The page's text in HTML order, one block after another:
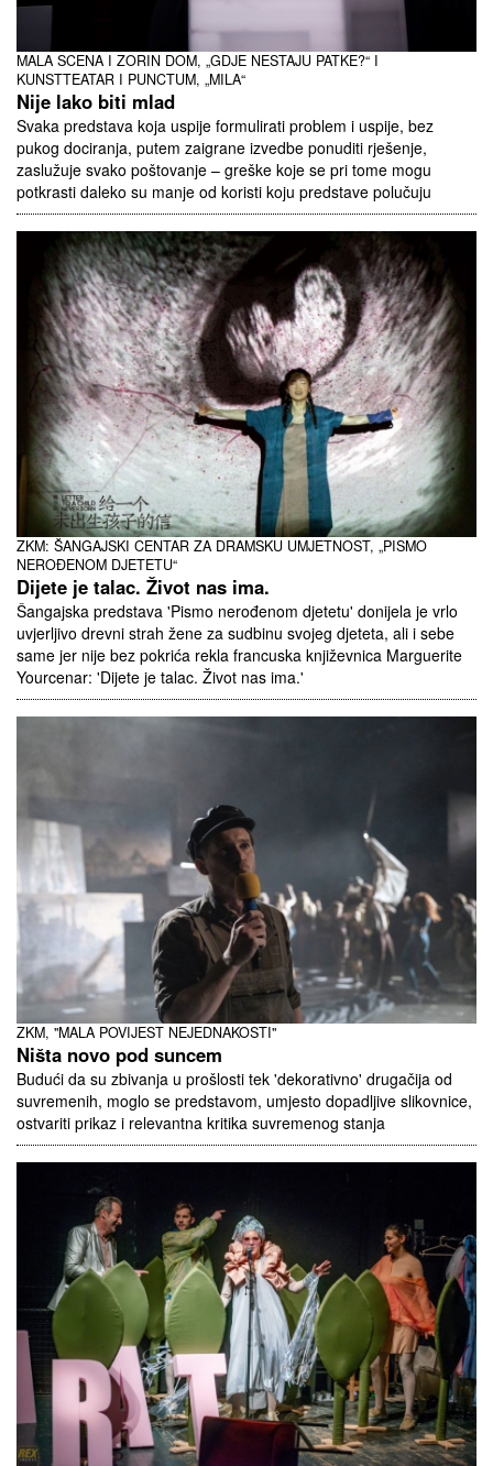
MALA SCENA I ZORIN DOM, „GDJE NESTAJU PATKE?“ I
KUNSTTEATAR I PUNCTUM, „MILA“
Nije lako biti mlad
Svaka predstava koja uspije formulirati problem i uspije, bez
pukog dociranja, putem zaigrane izvedbe ponuditi rješenje,
zaslužuje svako poštovanje – greške koje se pri tome mogu
potkrasti daleko su manje od koristi koju predstave polučuju
ZKM: ŠANGAJSKI CENTAR ZA DRAMSKU UMJETNOST, „PISMO
NEROĐENOM DJETETU“
Dijete je talac. Život nas ima.
Šangajska predstava 'Pismo nerođenom djetetu' donijela je vrlo
uvjerljivo drevni strah žene za sudbinu svojeg djeteta, ali i sebe
same jer nije bez pokrića rekla francuska književnica Marguerite
Yourcenar: 'Dijete je talac. Život nas ima.'
ZKM, "MALA POVIJEST NEJEDNAKOSTI"
Ništa novo pod suncem
Budući da su zbivanja u prošlosti tek 'dekorativno' drugačija od
suvremenih, moglo se predstavom, umjesto dopadljive slikovnice,
ostvariti prikaz i relevantna kritika suvremenog stanja